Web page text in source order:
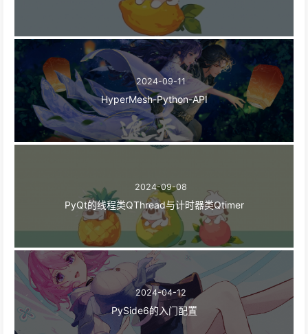
2024-09-11
HyperMesh-Python-API
2024-09-08
PyQt的线程类QThread与计时器类Qtimer
2024-04-12
PySide6的入门配置